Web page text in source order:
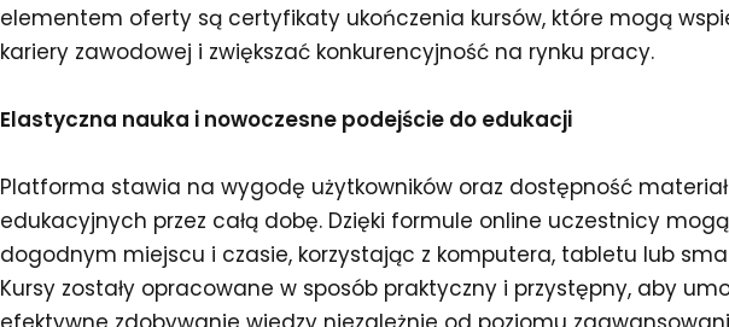
elementem oferty są certyfikaty ukończenia kursów, które mogą
kariery zawodowej i zwiększać konkurencyjność na rynku pracy.
Elastyczna nauka i nowoczesne podejście do edukacji
Platforma stawia na wygodę użytkowników oraz dostępność
edukacyjnych przez całą dobę. Dzięki formule online uczestnicy
dogodnym miejscu i czasie, korzystając z komputera, tabletu lub
Kursy zostały opracowane w sposób praktyczny i przystępny, aby